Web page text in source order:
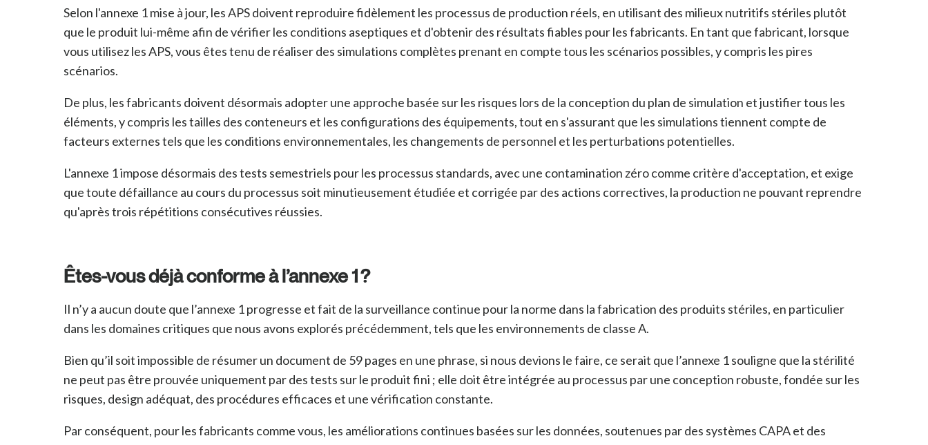
Selon l'annexe 1 mise à jour, les APS doivent reproduire fidèlement les processus de production réels, en utilisant des milieux nutritifs stériles plutôt
que le produit lui-même afin de vérifier les conditions aseptiques et d'obtenir des résultats fiables pour les fabricants. En tant que fabricant, lorsque
vous utilisez les APS, vous êtes tenu de réaliser des simulations complètes prenant en compte tous les scénarios possibles, y compris les pires
scénarios.
De plus, les fabricants doivent désormais adopter une approche basée sur les risques lors de la conception du plan de simulation et justifier tous les
éléments, y compris les tailles des conteneurs et les configurations des équipements, tout en s'assurant que les simulations tiennent compte de
facteurs externes tels que les conditions environnementales, les changements de personnel et les perturbations potentielles.
L'annexe 1 impose désormais des tests semestriels pour les processus standards, avec une contamination zéro comme critère d'acceptation, et exige
que toute défaillance au cours du processus soit minutieusement étudiée et corrigée par des actions correctives, la production ne pouvant reprendre
qu'après trois répétitions consécutives réussies.
Êtes-vous déjà conforme à l’annexe 1 ?
Il n’y a aucun doute que l’annexe 1 progresse et fait de la surveillance continue pour la norme dans la fabrication des produits stériles, en particulier
dans les domaines critiques que nous avons explorés précédemment, tels que les environnements de classe A.
Bien qu’il soit impossible de résumer un document de 59 pages en une phrase, si nous devions le faire, ce serait que l’annexe 1 souligne que la stérilité
ne peut pas être prouvée uniquement par des tests sur le produit fini ; elle doit être intégrée au processus par une conception robuste, fondée sur les
risques, design adéquat, des procédures efficaces et une vérification constante.
Par conséquent, pour les fabricants comme vous, les améliorations continues basées sur les données, soutenues par des systèmes CAPA et des